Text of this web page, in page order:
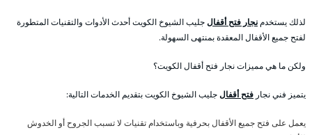
لذلك يستخدم نجار فتح أقفالجليب الشيوخ الكويت أحدث الأدوات والتقنيات المتطورة
لفتح جميع الأقفال المعقدة بمنتهى السهولة.
ولكن ما هي مميزات نجار فتح أقفال الكويت؟
يتميز فني نجار فتح أقفالجليب الشيوخ الكويت بتقديم الخدمات التالية:
يعمل على فتح جميع الأقفال بحرفية وباستخدام تقنيات لا تسبب الجروح أو الخدوش